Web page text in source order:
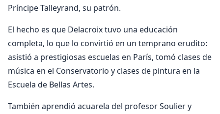
Príncipe Talleyrand, su patrón.
El hecho es que Delacroix tuvo una educación
completa, lo que lo convirtió en un temprano erudito:
asistió a prestigiosas escuelas en París, tomó clases de
música en el Conservatorio y clases de pintura en la
Escuela de Bellas Artes.
También aprendió acuarela del profesor Soulier y